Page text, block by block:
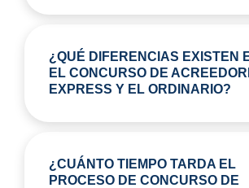
¿QUÉ DIFERENCIAS EXISTEN
EL CONCURSO DE
EXPRESS Y EL ORDINARIO?
¿CUÁNTO TIEMPO TARDA EL
PROCESO DE CONCURSO DE